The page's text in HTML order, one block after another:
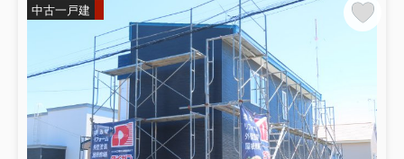
初めての中古戸建住宅選びは、楽しみ
な一方で不安も多いものです。特に網
走市のように冬の寒さや雪が厳しい地
域では、建物の性能や立地条件をしっ
かり見極めることが重要になります。
しかし、ポイントを押さえて情報...
北見市で中古戸建を買う前に確認した
中古一戸建